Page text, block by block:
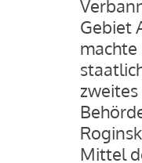
Gebiet
Mittel